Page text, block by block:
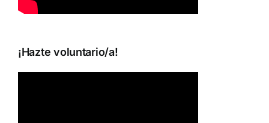
¡Hazte voluntario/a!